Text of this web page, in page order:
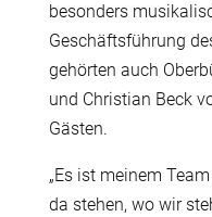
besonders
Geschäftsführung
gehörten auch
und Christian Beck
Gästen.
„Es ist meinem
da stehen, wo wir